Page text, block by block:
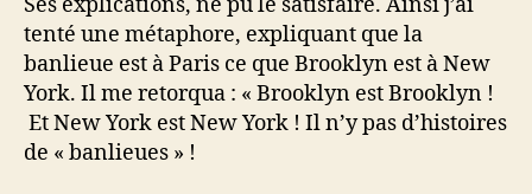
Ses explications, ne pu le satisfaire. Ainsi j’ai
tenté une métaphore, expliquant que la
banlieue est à Paris ce que Brooklyn est à New
York. Il me retorqua : « Brooklyn est Brooklyn !
Et New York est New York ! Il n’y pas d’histoires
de « banlieues » !